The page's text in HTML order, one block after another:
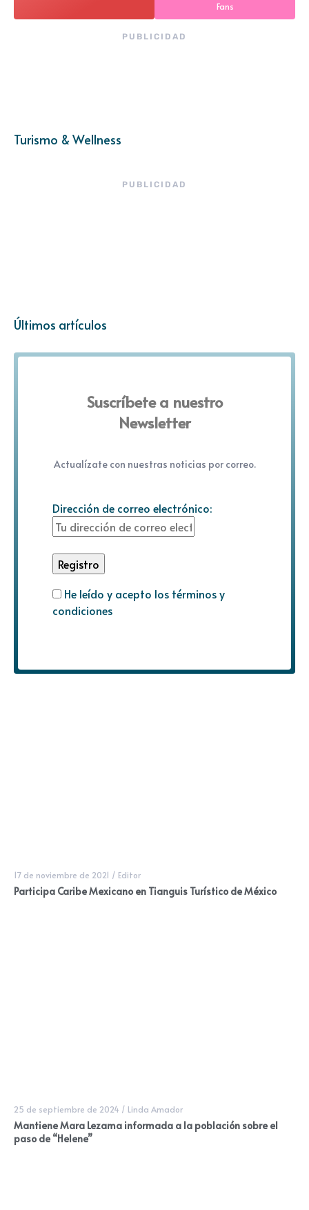
Fans
PUBLICIDAD
Turismo & Wellness
PUBLICIDAD
Últimos artículos
Suscríbete a nuestro
Newsletter
Actualízate con nuestras noticias por correo.
Dirección de correo electrónico:
He leído y acepto los términos y
condiciones
17 de noviembre de 2021 / Editor
Participa Caribe Mexicano en Tianguis Turístico de México
25 de septiembre de 2024 / Linda Amador
Mantiene Mara Lezama informada a la población sobre el
paso de “Helene”